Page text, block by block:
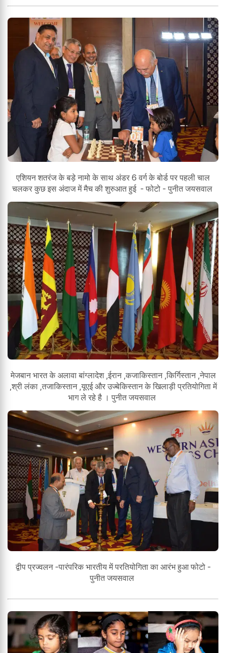
एशियन शतरंज के बड़े नामो के साथ अंडर 6 वर्ग के बोर्ड पर पहली चाल
चलकर कुछ इस अंदाज में मैच की शुरुआत हुई - फोटो - पुनीत जयसवाल
मेजबान भारत के अलावा बांग्लादेश ,ईरान ,कजाकिस्तान ,किर्गिस्तान ,नेपाल
,श्री लंका ,तजाकिस्तान ,यूएई और उज्बेकिस्तान के खिलाड़ी प्रतियोगिता में
भाग ले रहे है । पुनीत जयसवाल
द्वीप प्रज्वलन -पारंपरिक भारतीय में परतियोगिता का आरंभ हुआ फोटो -
पुनीत जयसवाल